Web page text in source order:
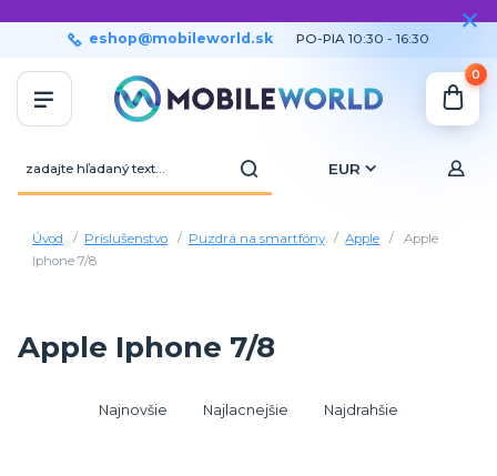
EUR
eshop@mobileworld.sk PO-PIA 10:30 - 16:30
0
Úvod Príslušenstvo Puzdrá na smartfóny Apple
Apple
Iphone 7/8
Apple Iphone 7/8
Najnovšie Najlacnejšie Najdrahšie